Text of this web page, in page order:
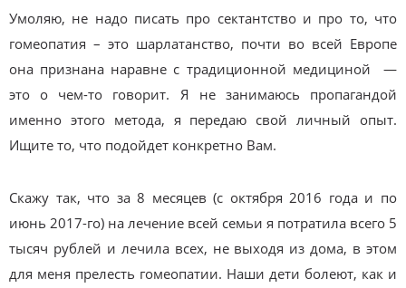
Умоляю, не надо писать про сектантство и про то, что
гомеопатия – это шарлатанство, почти во всей Европе
она признана наравне с традиционной медициной —
это о чем-то говорит. Я не занимаюсь пропагандой
именно этого метода, я передаю свой личный опыт.
Ищите то, что подойдет конкретно Вам.
Скажу так, что за 8 месяцев (с октября 2016 года и по
июнь 2017-го) на лечение всей семьи я потратила всего 5
тысяч рублей и лечила всех, не выходя из дома, в этом
для меня прелесть гомеопатии. Наши дети болеют, как и